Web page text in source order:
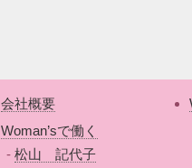
会社概要
Woman’sで働く
松山 記代子